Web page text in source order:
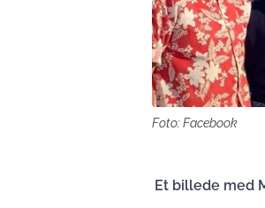
Foto: Facebook
Et billede med